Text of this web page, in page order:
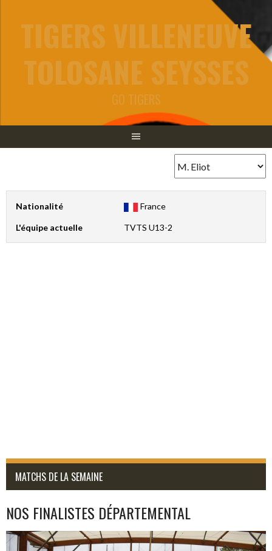
TIGERS VILLENEUVE
TOLOSANE SEYSSES
GO TIGERS
Nationalité France
L'équipe actuelle TVTS U13-2
MATCHS DE LA SEMAINE
NOS FINALISTES DÉPARTEMENTAL